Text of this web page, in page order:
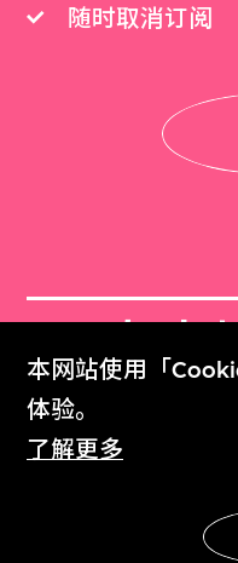
本网站使用「
体验。
了解更多
随时取消订阅
M+杂志
M+ Magazine
M+藏品
Collection Online